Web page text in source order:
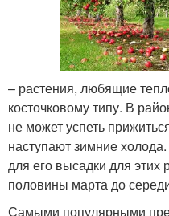
– растения, любящие
косточковому типу. В
не может успеть
наступают зимние
для его высадки для этих
половины марта до
Самыми популярными